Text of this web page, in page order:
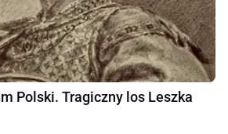
Polski. Tragiczny los Leszka